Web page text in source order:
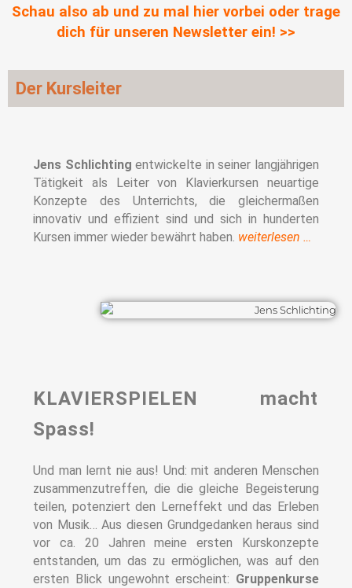
Schau also ab und zu mal hier vorbei oder trage
dich für unseren Newsletter ein! >>
Der Kursleiter
Jens Schlichting entwickelte in seiner langjährigen
Tätigkeit als Leiter von Klavierkursen neuartige
Konzepte des Unterrichts, die gleichermaßen
innovativ und effizient sind und sich in hunderten
Kursen immer wieder bewährt haben. weiterlesen …
KLAVIERSPIELEN macht
Spass!
Und man lernt nie aus! Und: mit anderen Menschen
zusammenzutreffen, die die gleiche Begeisterung
teilen, potenziert den Lerneffekt und das Erleben
von Musik… Aus diesen Grundgedanken heraus sind
vor ca. 20 Jahren meine ersten Kurskonzepte
entstanden, um das zu ermöglichen, was auf den
ersten Blick ungewohnt erscheint: Gruppenkurse